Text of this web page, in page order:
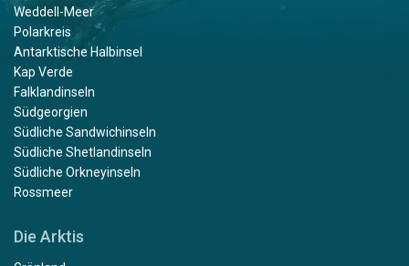
Weddell-Meer
Polarkreis
Antarktische Halbinsel
Kap Verde
Falklandinseln
Südgeorgien
Südliche Sandwichinseln
Südliche Shetlandinseln
Südliche Orkneyinseln
Rossmeer
Die Arktis